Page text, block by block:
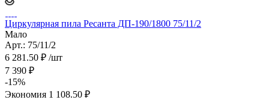
Циркулярная пила Ресанта ДП-190/1800 75/11/2
Мало
Арт.: 75/11/2
6 281.50 ₽ /шт
7 390 ₽
-15%
Экономия 1 108.50 ₽